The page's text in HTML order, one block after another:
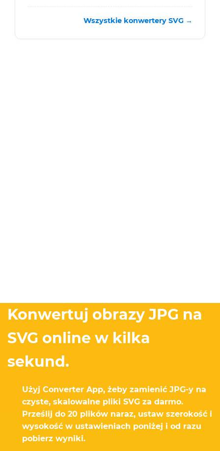
Wszystkie konwertery SVG →
Konwertuj obrazy JPG na
SVG online w kilka
sekund.
Użyj Converter App, żeby zamienić JPG-y na
czyste, skalowalne pliki SVG za darmo.
Prześlij do 20 plików naraz, ustaw szerokość i
wysokość w ustawieniach poniżej i od razu
pobierz wyniki.